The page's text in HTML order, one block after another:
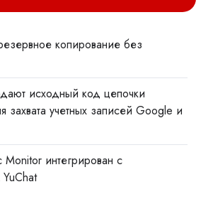
копирование без
исходный код цепочки
захвата учетных записей Google и
Monitor интегрирован с